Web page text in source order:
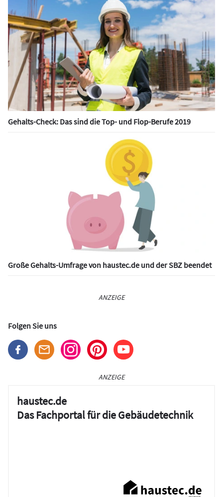
Gehalts-Check: Das sind die Top- und Flop-Berufe 2019
Große Gehalts-Umfrage von haustec.de und der SBZ beendet
ANZEIGE
Folgen Sie uns
ANZEIGE
haustec.de
Das Fachportal für die Gebäudetechnik